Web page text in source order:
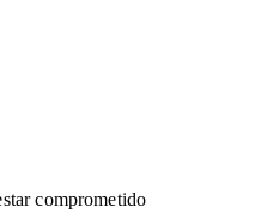
comprometido